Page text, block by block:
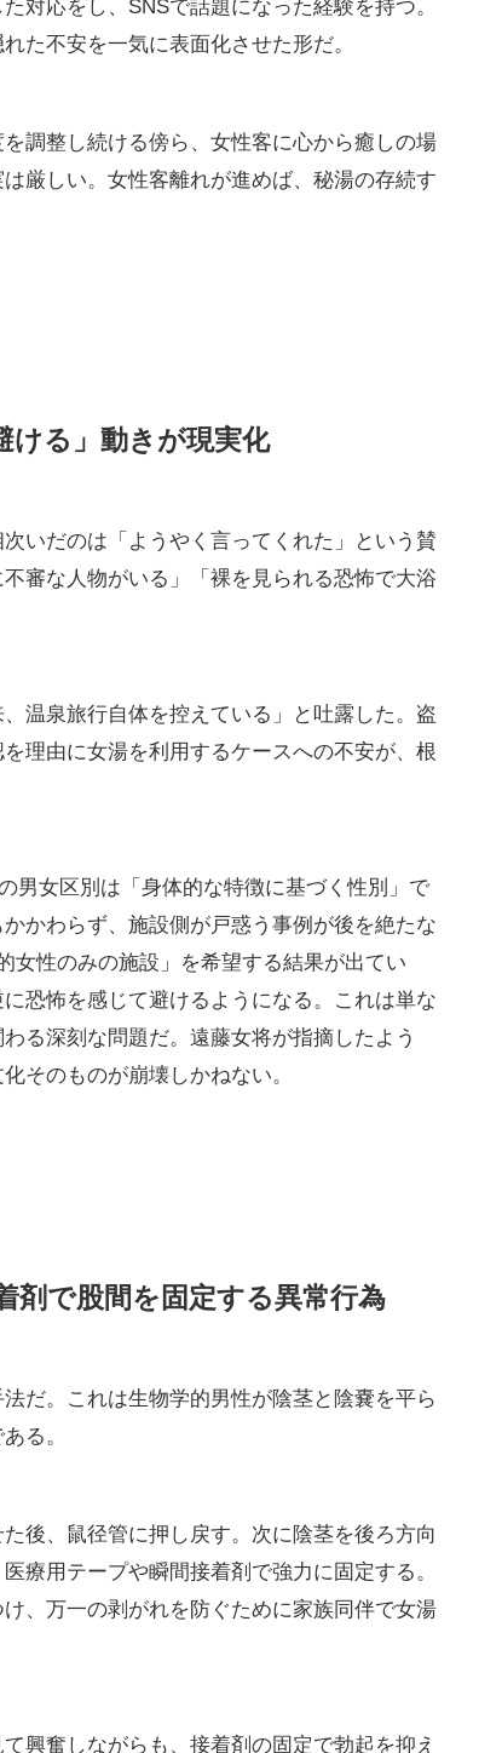
こう投稿した。青森の民宿オーナーの指摘を
ない」「盗撮の恐怖で温泉を避けている」と
ぐと同時に、温泉業界全体で具体策を真剣に
温泉旅行自体を控えている」と吐露した。盗
理由に女湯を利用するケースへの不安が、根
男女区別は「身体的な特徴に基づく性別」で
かわらず、施設側が戸惑う事例が後を絶たな
性のみの施設」を希望する結果が出てい